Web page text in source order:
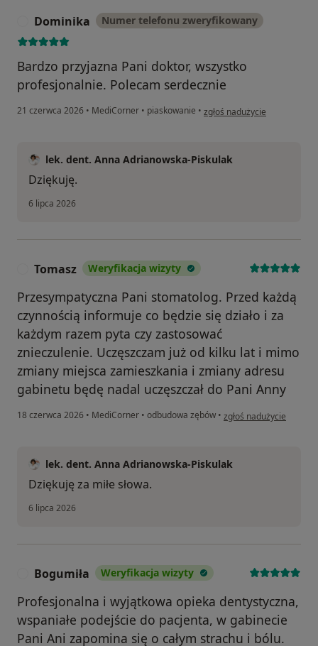
Dominika Numer telefonu zweryfikowany
Bardzo przyjazna Pani doktor, wszystko
profesjonalnie. Polecam serdecznie
21 czerwca 2026 • MediCorner • piaskowanie • w opinii użytkownika
zgłoś nadużycie
lek. dent. Anna Adrianowska-Piskulak
Dziękuję.
6 lipca 2026
Tomasz Weryfikacja wizyty
Przesympatyczna Pani stomatolog. Przed każdą
czynnością informuje co będzie się działo i za
każdym razem pyta czy zastosować
znieczulenie. Uczęszczam już od kilku lat i mimo
zmiany miejsca zamieszkania i zmiany adresu
gabinetu będę nadal uczęszczał do Pani Anny
18 czerwca 2026 • MediCorner • odbudowa zębów • w opinii użytkownika
zgłoś nadużycie
lek. dent. Anna Adrianowska-Piskulak
Dziękuję za miłe słowa.
6 lipca 2026
Bogumiła Weryfikacja wizyty
Profesjonalna i wyjątkowa opieka dentystyczna,
wspaniałe podejście do pacjenta, w gabinecie
Pani Ani zapomina się o całym strachu i bólu.